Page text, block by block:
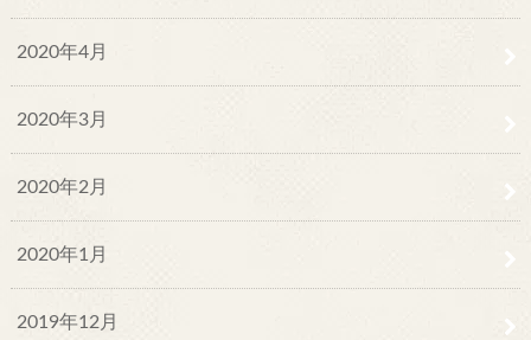
2020年4月
2020年3月
2020年2月
2020年1月
2019年12月